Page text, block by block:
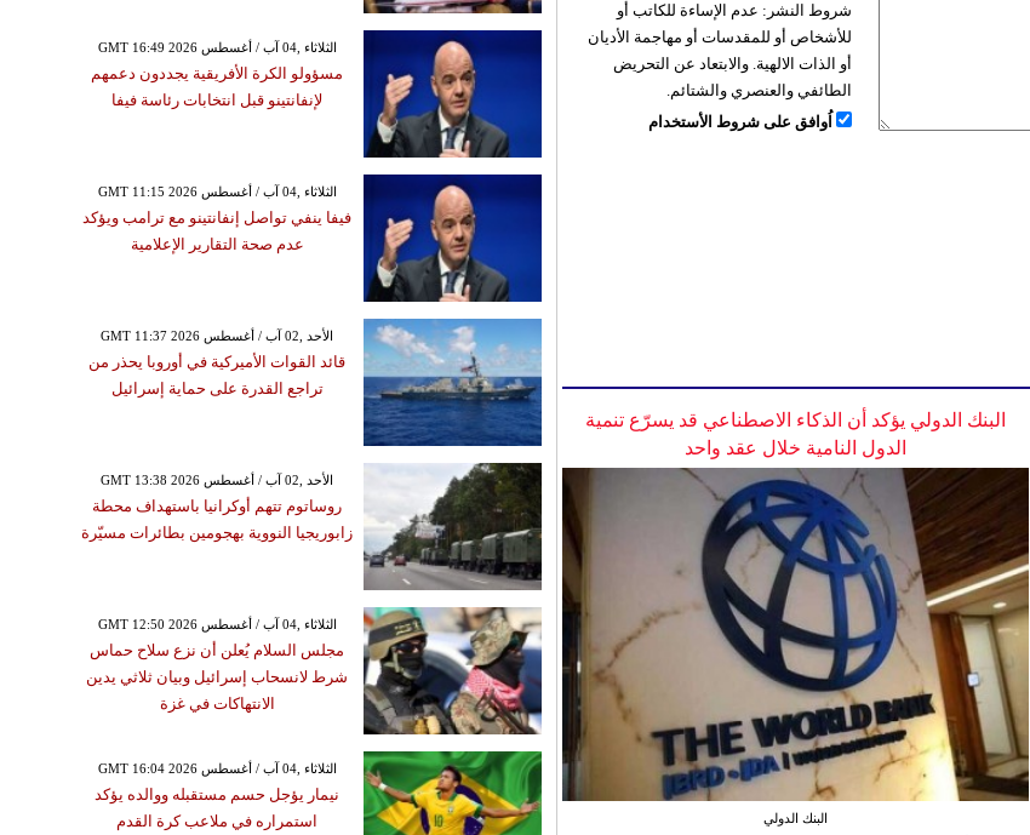
شروط النشر: عدم الإساءة للكاتب أو
للأشخاص أو للمقدسات أو مهاجمة الأديان
أو الذات الالهية. والابتعاد عن التحريض
الطائفي والعنصري والشتائم.
اُوافق على شروط الأستخدام
البنك الدولي يؤكد أن الذكاء الاصطناعي قد يسرّع تنمية
الدول النامية خلال عقد واحد
البنك الدولي
GMT 16:49 2026 الثلاثاء ,04 آب / أغسطس
مسؤولو الكرة الأفريقية يجددون دعمهم
لإنفانتينو قبل انتخابات رئاسة فيفا
GMT 11:15 2026 الثلاثاء ,04 آب / أغسطس
فيفا ينفي تواصل إنفانتينو مع ترامب ويؤكد
عدم صحة التقارير الإعلامية
GMT 11:37 2026 الأحد ,02 آب / أغسطس
قائد القوات الأميركية في أوروبا يحذر من
تراجع القدرة على حماية إسرائيل
GMT 13:38 2026 الأحد ,02 آب / أغسطس
روساتوم تتهم أوكرانيا باستهداف محطة
زابوريجيا النووية بهجومين بطائرات مسيّرة
GMT 12:50 2026 الثلاثاء ,04 آب / أغسطس
مجلس السلام يُعلن أن نزع سلاح حماس
شرط لانسحاب إسرائيل وبيان ثلاثي يدين
الانتهاكات في غزة
GMT 16:04 2026 الثلاثاء ,04 آب / أغسطس
نيمار يؤجل حسم مستقبله ووالده يؤكد
استمراره في ملاعب كرة القدم